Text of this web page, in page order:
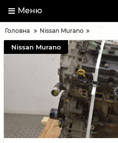
Меню
Головна Nissan Murano
Nissan Murano